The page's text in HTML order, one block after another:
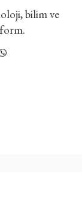
bilim ve